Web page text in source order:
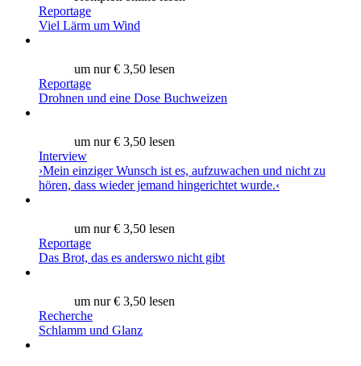
Reportage
Viel Lärm um Wind
um nur € 3,50 lesen
Reportage
Drohnen und eine Dose Buchweizen
um nur € 3,50 lesen
Interview
›Mein einziger Wunsch ist es, aufzuwachen und nicht zu
hören, dass wieder jemand hingerichtet wurde.‹
um nur € 3,50 lesen
Reportage
Das Brot, das es anderswo nicht gibt
um nur € 3,50 lesen
Recherche
Schlamm und Glanz